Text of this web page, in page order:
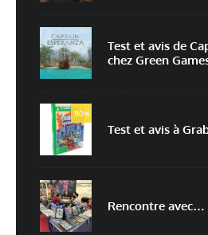
Enregistrer mon nom, mon e-mail et mon
mon prochain commentaire.
Prévenez-moi de tous les nouveaux
Prévenez-moi de tous les nouveaux articles par
Test et avis de
chez Green
80%
Test et avis à
Rencontre